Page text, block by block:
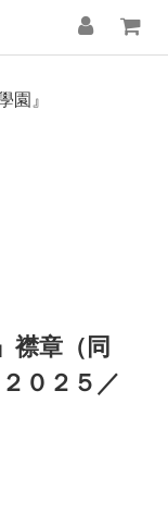
園』
襟章（同
０２５／